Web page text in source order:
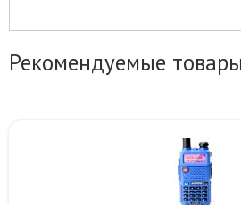
Рекомендуемые товары